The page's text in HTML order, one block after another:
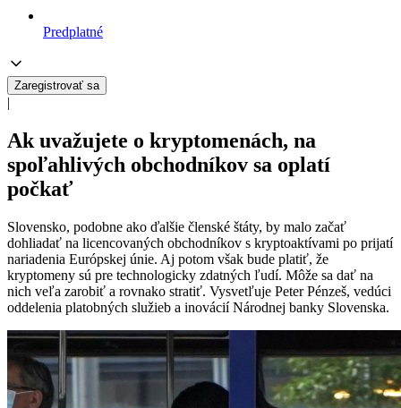
Predplatné
Zaregistrovať sa
|
Ak uvažujete o kryptomenách, na
spoľahlivých obchodníkov sa oplatí
počkať
Slovensko, podobne ako ďalšie členské štáty, by malo začať
dohliadať na licencovaných obchodníkov s kryptoaktívami po prijatí
nariadenia Európskej únie. Aj potom však bude platiť, že
kryptomeny sú pre technologicky zdatných ľudí. Môže sa dať na
nich veľa zarobiť a rovnako stratiť. Vysvetľuje Peter Pénzeš, vedúci
oddelenia platobných služieb a inovácií Národnej banky Slovenska.